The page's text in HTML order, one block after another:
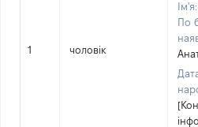
1 чоловік
Ім'я:
По